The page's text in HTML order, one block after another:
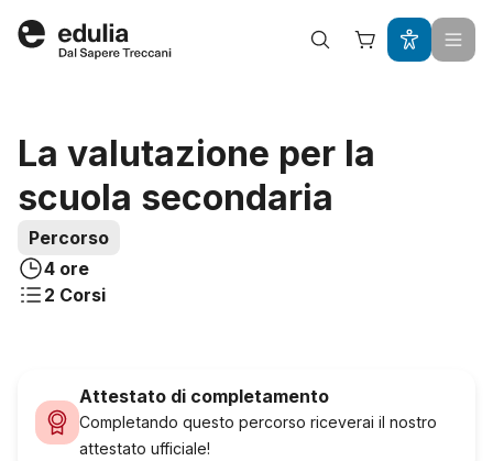
EduliaAcquista questo percorso a
La valutazione per la
scuola secondaria
Percorso
4 ore
2 Corsi
Attestato di completamento
Completando questo percorso riceverai il nostro
attestato ufficiale!